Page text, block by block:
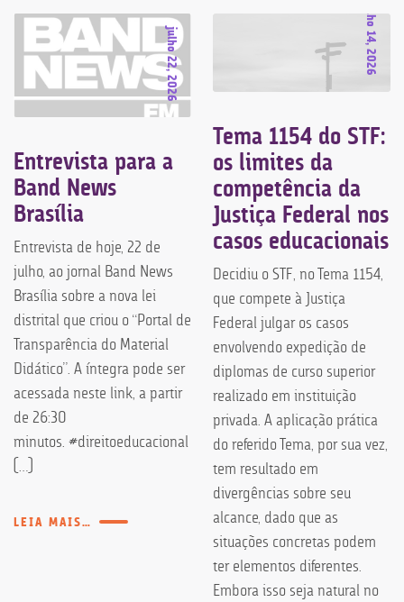
julho 22, 2026
Entrevista para a
Band News
Brasília
Entrevista de hoje, 22 de
julho, ao jornal Band News
Brasília sobre a nova lei
distrital que criou o “Portal de
Transparência do Material
Didático”. A íntegra pode ser
acessada neste link, a partir
de 26:30
minutos. #direitoeducacional
[…]
LEIA MAIS…
julho 14, 2026
Tema 1154 do STF:
os limites da
competência da
Justiça Federal nos
casos educacionais
Decidiu o STF, no Tema 1154,
que compete à Justiça
Federal julgar os casos
envolvendo expedição de
diplomas de curso superior
realizado em instituição
privada. A aplicação prática
do referido Tema, por sua vez,
tem resultado em
divergências sobre seu
alcance, dado que as
situações concretas podem
ter elementos diferentes.
Embora isso seja natural no